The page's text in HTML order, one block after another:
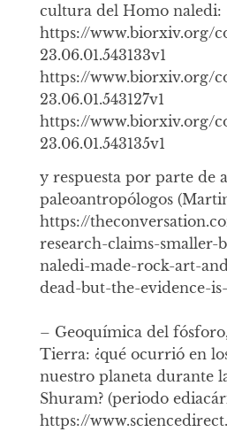
cultura del Homo naledi:
https://www.biorxiv.org/
23.06.01.543133v1
https://www.biorxiv.org/
23.06.01.543127v1
https://www.biorxiv.org/
23.06.01.543135v1
y respuesta por parte de
paleoantropólogos
https://
research-claims-smaller-
naledi-made-rock-art-
dead-but-the-evidence-
– Geoquímica del
Tierra: ¿qué ocurrió en
nuestro planeta durante
Shuram? (periodo
https://